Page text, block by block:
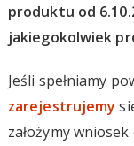
produktu od
jakiegokolwiek
Jeśli spełniamy
zarejestrujemy
założymy